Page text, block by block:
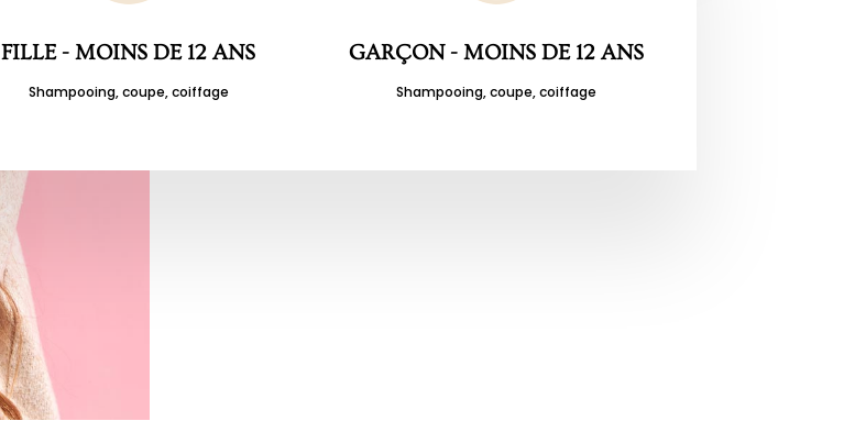
FILLE - MOINS DE 12 ANS
Shampooing, coupe, coiffage
GARÇON - MOINS DE 12 ANS
Shampooing, coupe, coiffage